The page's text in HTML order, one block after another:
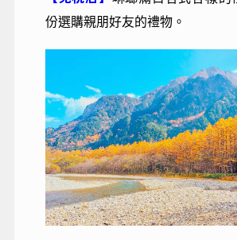
份選購親朋好友的禮物。